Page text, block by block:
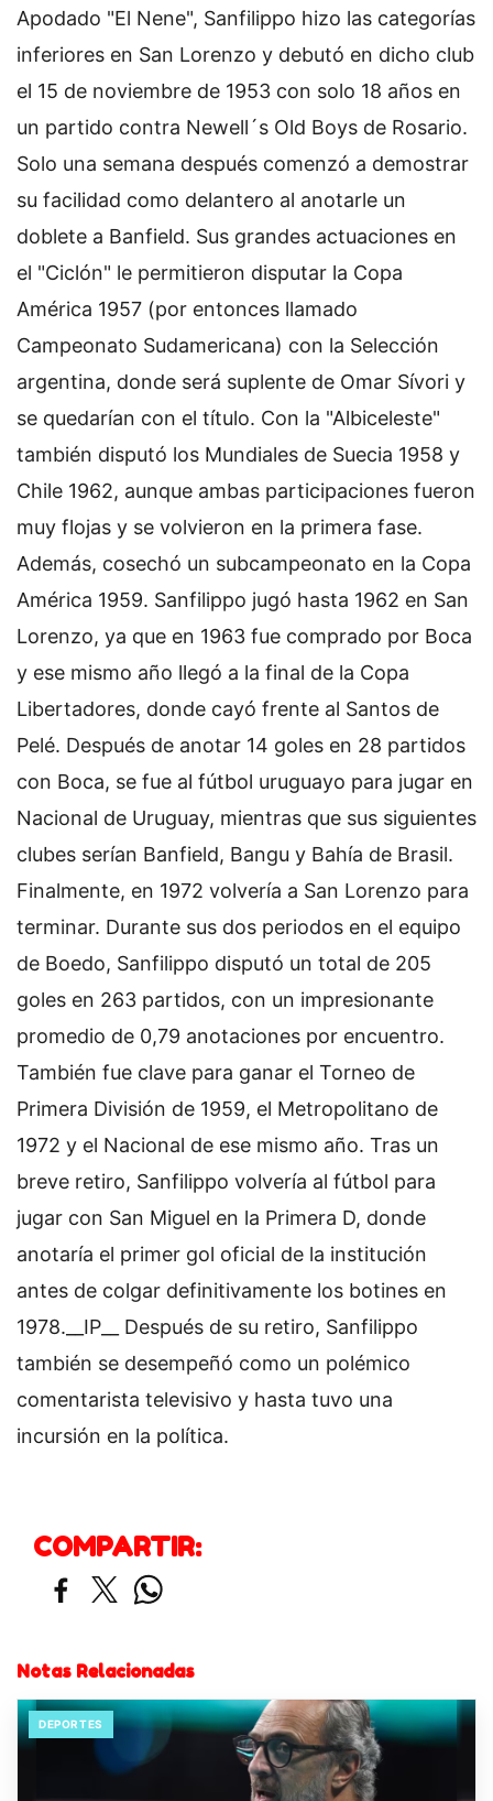
Apodado "El Nene", Sanfilippo hizo las categorías
inferiores en San Lorenzo y debutó en dicho club
el 15 de noviembre de 1953 con solo 18 años en
un partido contra Newell´s Old Boys de Rosario.
Solo una semana después comenzó a demostrar
su facilidad como delantero al anotarle un
doblete a Banfield. Sus grandes actuaciones en
el "Ciclón" le permitieron disputar la Copa
América 1957 (por entonces llamado
Campeonato Sudamericana) con la Selección
argentina, donde será suplente de Omar Sívori y
se quedarían con el título. Con la "Albiceleste"
también disputó los Mundiales de Suecia 1958 y
Chile 1962, aunque ambas participaciones fueron
muy flojas y se volvieron en la primera fase.
Además, cosechó un subcampeonato en la Copa
América 1959. Sanfilippo jugó hasta 1962 en San
Lorenzo, ya que en 1963 fue comprado por Boca
y ese mismo año llegó a la final de la Copa
Libertadores, donde cayó frente al Santos de
Pelé. Después de anotar 14 goles en 28 partidos
con Boca, se fue al fútbol uruguayo para jugar en
Nacional de Uruguay, mientras que sus siguientes
clubes serían Banfield, Bangu y Bahía de Brasil.
Finalmente, en 1972 volvería a San Lorenzo para
terminar. Durante sus dos periodos en el equipo
de Boedo, Sanfilippo disputó un total de 205
goles en 263 partidos, con un impresionante
promedio de 0,79 anotaciones por encuentro.
También fue clave para ganar el Torneo de
Primera División de 1959, el Metropolitano de
1972 y el Nacional de ese mismo año. Tras un
breve retiro, Sanfilippo volvería al fútbol para
jugar con San Miguel en la Primera D, donde
anotaría el primer gol oficial de la institución
antes de colgar definitivamente los botines en
1978.__IP__ Después de su retiro, Sanfilippo
también se desempeñó como un polémico
comentarista televisivo y hasta tuvo una
incursión en la política.
COMPARTIR:
Notas Relacionadas
DEPORTES